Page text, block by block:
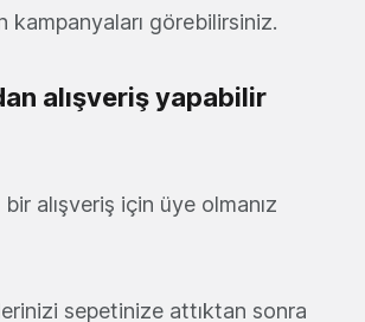
kampanyaları görebilirsiniz.
alışveriş yapabilir
bir alışveriş için üye olmanız
sepetinize attıktan sonra